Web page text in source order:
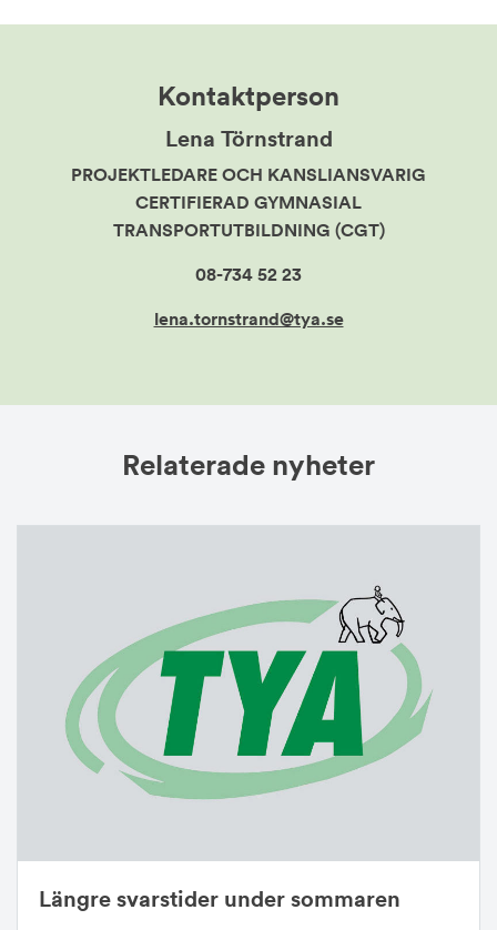
Kontaktperson
Lena Törnstrand
PROJEKTLEDARE OCH KANSLIANSVARIG
CERTIFIERAD GYMNASIAL
TRANSPORTUTBILDNING (CGT)
08-734 52 23
lena.tornstrand@tya.se
Relaterade nyheter
Längre svarstider under sommaren